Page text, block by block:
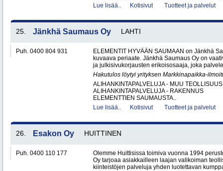
Lue lisää..
Kotisivut Tuotteet ja palvelut
25. Jänkhä Saumaus Oy LAHTI
Puh. 0400 804 931
ELEMENTIT HYVÄÄN SAUMAAN on Jänkhä
kuvaava periaate. Jänkhä Saumaus Oy on
ja julkisivukorjausten erikoisosaaja, joka
Hakutulos löytyi yrityksen Markkinapaikka-
ALIHANKINTAPALVELUJA - MUU TEOLLISUUS
ALIHANKINTAPALVELUJA - RAKENNUS
ELEMENTTIEN SAUMAUSTA..
Lue lisää..
Kotisivut Tuotteet ja palvelut
26. Esakon Oy HUITTINEN
Puh. 0400 110 177
Olemme Huittisissa toimiva vuonna 1994
Oy tarjoaa asiakkailleen laajan valikoiman
kiinteistöjen palveluja yhden luotettavan